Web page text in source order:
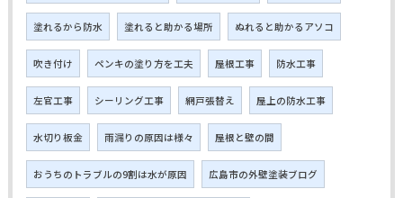
塗れるから防水 塗れると助かる場所 ぬれると助かるアソコ
吹き付け ペンキの塗り方を工夫 屋根工事 防水工事
左官工事 シーリング工事 網戸張替え 屋上の防水工事
水切り板金 雨漏りの原因は様々 屋根と壁の間
おうちのトラブルの9割は水が原因 広島市の外壁塗装ブログ